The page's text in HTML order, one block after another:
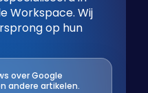
Workspace. Wij
op hun
over Google
andere artikelen.